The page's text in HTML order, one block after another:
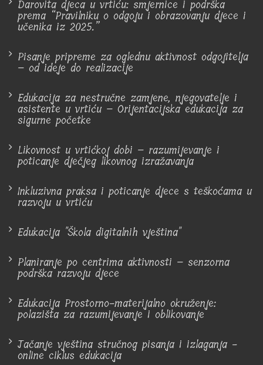
Darovita djeca u vrtiću: smjernice i podrška
prema “Pravilniku o odgoju i obrazovanju djece i
učenika iz 2025.”
Pisanje pripreme za oglednu aktivnost odgojitelja
– od ideje do realizacije
Edukacija za nestručne zamjene, njegovatelje i
asistente u vrtiću – Orijentacijska edukacija za
sigurne početke
Likovnost u vrtićkoj dobi – razumijevanje i
poticanje dječjeg likovnog izražavanja
Inkluzivna praksa i poticanje djece s teškoćama u
razvoju u vrtiću
Edukacija "Škola digitalnih vještina"
Planiranje po centrima aktivnosti – senzorna
podrška razvoju djece
Edukacija Prostorno-materijalno okruženje:
polazišta za razumijevanje i oblikovanje
Jačanje vještina stručnog pisanja i izlaganja -
online ciklus edukacija